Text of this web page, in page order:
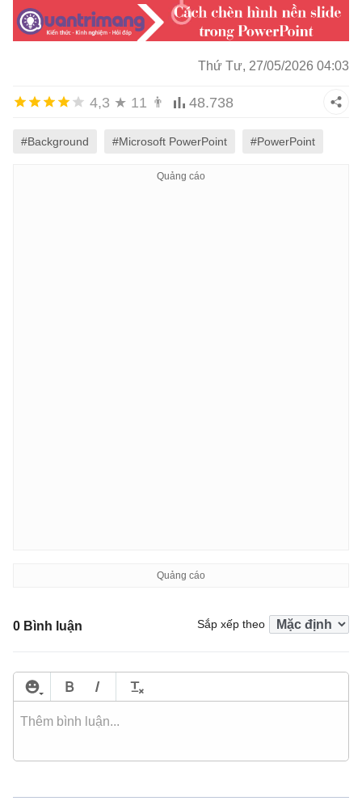
Thứ Tư, 27/05/2026 04:03
4,3 ★ 11 👨 48.738
#Background #Microsoft PowerPoint #PowerPoint
0 Bình luận Sắp xếp theo